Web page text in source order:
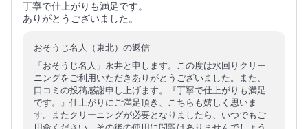
丁寧で仕上がりも満足です。
ありがとうございました。
おそうじ名人（東北）の返信
「おそうじ名人」永井と申します。この度は水回りクリー
ニングをご利用いただきありがとうございました。また、
口コミの投稿感謝申し上げます。『丁寧で仕上がりも満足
です。』仕上がりにご満足頂き、こちらも嬉しく思いま
す。またクリーニングが必要となりましたら、いつでもご